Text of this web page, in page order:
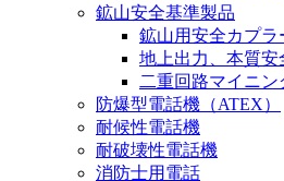
鉱山安全基準製品
鉱山用安全カプラ
地上出力、本質
二重回路マイニン
防爆型電話機（ATEX）
耐候性電話機
耐破壊性電話機
消防士用電話